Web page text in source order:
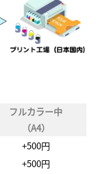
フルカラー中
（A4）
+500円
+500円